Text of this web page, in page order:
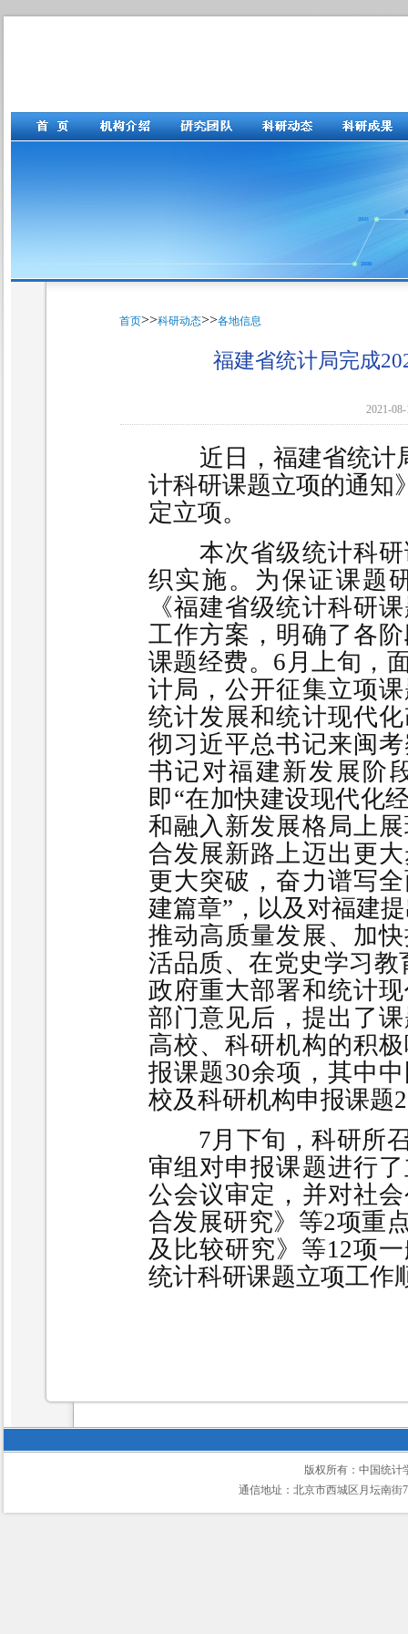
首页>>科研动态>>各地信息
福建省统计局完成
2021-
近日，福建省统计
计科研课题立项的通知
定立项。
本次省级统计科
织实施。为保证课题
《福建省级统计科研
工作方案，明确了各
课题经费。6月上旬，
计局，公开征集立项
统计发展和统计现代
彻习近平总书记来闽
书记对福建新发展阶
即“在加快建设现代化
和融入新发展格局上
合发展新路上迈出更
更大突破，奋力谱写
建篇章”，以及对福建
推动高质量发展、加
活品质、在党史学习
政府重大部署和统计
部门意见后，提出了
高校、科研机构的积
报课题30余项，其中
校及科研机构申报课题
7月下旬，科研所召
审组对申报课题进行
公会议审定，并对社
合发展研究》等2项重
及比较研究》等12项
统计科研课题立项工作
版权所有：中国统计
通信地址：北京市西城区月坛南